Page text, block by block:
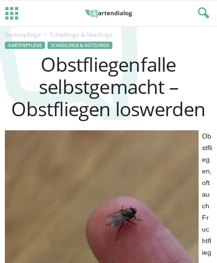
Gartenpflege Schädlinge & Nützlinge
GARTENPFLEGE SCHÄDLINGE & NÜTZLINGE
Obstfliegenfalle
selbstgemacht –
Obstfliegen loswerden
Ob
stfli
eg
en,
oft
au
ch
Fr
uc
htfl
ieg